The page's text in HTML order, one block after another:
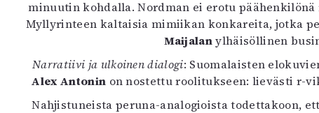
minuutin kohdalla. Nordman ei erotu
Myllyrinteen kaltaisia mimiikan konkareita, jotka
Maijalanylhäisöllinen
Narratiivi ja ulkoinen dialogi: Suomalaisten
Alex Antonin on nostettu roolitukseen: lievästi r-
Nahjistuneista peruna-analogioista todettakoon,